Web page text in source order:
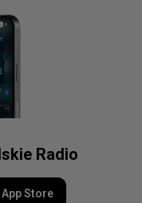
Radio
App Store